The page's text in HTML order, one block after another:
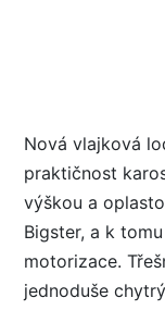
Nová vlajková
praktičnost
výškou a
Bigster, a k
motorizace.
jednoduše